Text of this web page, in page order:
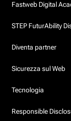
Fastweb Digital
STEP FuturAbility
Diventa partner
Sicurezza sul Web
Tecnologia
Responsible